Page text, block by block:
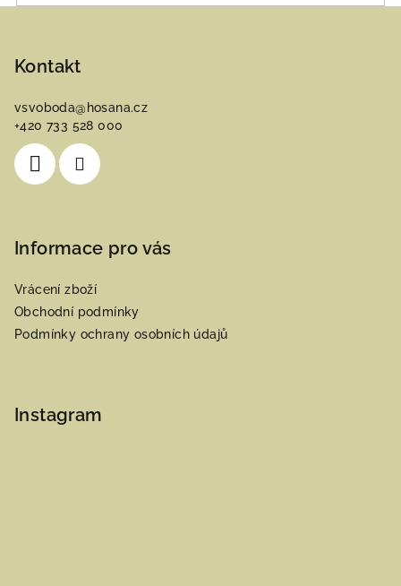
Kontakt
vsvoboda@ hosana.cz
+420 733 528 000
Informace pro vás
Vrácení zboží
Obchodní podmínky
Podmínky ochrany osobních údajů
Instagram